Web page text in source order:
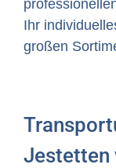
Ihr
großen
Jestetten